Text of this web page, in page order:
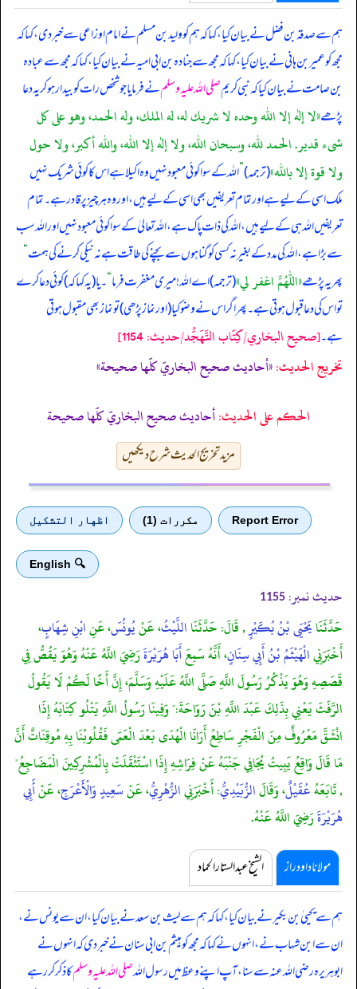
ہم سے صدقہ بن فضل نے بیان کیا، کہا کہ ہم کو ولید بن مسلم نے امام اوزاعی سے خبر دی، کہا کہ
مجھ کو عمیر بن ہانی نے بیان کیا، کہا کہ مجھ سے جنادہ بن ابی امیہ نے بیان کیا، کہا کہ مجھ سے عبادہ
بن صامت نے بیان کیا کہنبی کریمصلی اللہ علیہ وسلمنے فرمایا جو شخص رات کو بیدار ہو کر یہ دعا
پڑھے«لا إله إلا الله وحده لا شريك له،‏‏‏‏ له الملك،‏‏‏‏ وله الحمد،‏‏‏‏ وهو على كل
شىء قدير‏.‏ الحمد لله،‏‏‏‏ وسبحان الله،‏‏‏‏ ولا إله إلا الله،‏‏‏‏ والله أكبر،‏‏‏‏ ولا حول
ولا قوة إلا بالله‏»(ترجمہ)”اللہ کے سوا کوئی معبود نہیں وہ اکیلا ہے اس کا کوئی شریک نہیں
ملک اسی کے لیے ہے اور تمام تعریفیں بھی اسی کے لیے ہیں، اور وہ ہر چیز پر قادر ہے۔ تمام
تعریفیں اللہ ہی کے لیے ہیں، اللہ کی ذات پاک ہے، اللہ تعالیٰ کے سوا کوئی معبود نہیں اور اللہ سب
سے بڑا ہے، اللہ کی مدد کے بغیر نہ کسی کو گناہوں سے بچنے کی طاقت ہے نہ نیکی کرنے کی ہمت“
پھر یہ پڑھے«اللهم اغفر لي‏»(ترجمہ) اے اللہ! میری مغفرت فرما“۔ یا (یہ کہا کہ) کوئی دعا کرے
تو اس کی دعا قبول ہوتی ہے۔ پھر اگر اس نے وضو کیا (اور نماز پڑھی) تو نماز بھی مقبول ہوتی
ہے۔[صحيح البخاري/كِتَاب التَّهَجُّد/حدیث: 1154]
تخریج الحدیث:«أحاديث صحيح البخاريّ كلّها صحيحة»
الحكم على الحديث:أحاديث صحيح البخاريّ كلّها صحيحة
مزید تخریج الحدیث شرح دیکھیں
Report Error مكررات (1) اظهار التشكيل
🔍 English
حدیث نمبر: 1155
حَدَّثَنَايَحْيَى بْنُ بُكَيْرٍ, قَالَ: حَدَّثَنَااللَّيْثُ، عَنْيُونُسَ، عَنِابْنِ شِهَابٍ،
أَخْبَرَنِيالْهَيْثَمُ بْنُ أَبِي سِنَانٍ، أَنَّهُ سَمِعَأَبَا هُرَيْرَةَرَضِيَ اللَّهُ عَنْهُ وَهُوَ يَقُصُّ فِي
قَصَصِهِ وَهُوَ يَذْكُرُ رَسُولَ اللَّهِ صَلَّى اللَّهُ عَلَيْهِ وَسَلَّمَ، إِنَّ أَخًا لَكُمْ لَا يَقُولُ
الرَّفَثَ يَعْنِي بِذَلِكَ عَبْدَ اللَّهِ بْنَ رَوَاحَةَ:" وَفِينَا رَسُولُ اللَّهِ يَتْلُو كِتَابَهُ إِذَا
انْشَقَّ مَعْرُوفٌ مِنَ الْفَجْرِ سَاطِعُ أَرَانَا الْهُدَى بَعْدَ الْعَمَى فَقُلُوبُنَا بِهِ مُوقِنَاتٌ أَنَّ
مَا قَالَ وَاقِعُ يَبِيتُ يُجَافِي جَنْبَهُ عَنْ فِرَاشِهِ إِذَا اسْتَثْقَلَتْ بِالْمُشْرِكِينَ الْمَضَاجِعُ"
, تَابَعَهُعُقَيْلٌ، وَقَالَالزُّبَيْدِيُّ: أَخْبَرَنِيالزُّهْرِيُّ، عَنْسَعِيدٍوَالْأَعْرَجِ، عَنْأَبِي
هُرَيْرَةَرَضِيَ اللَّهُ عَنْهُ.
مولانا داود راز الشیخ عبدالستار الحماد
ہم سے یحییٰ بن بکیر نے بیان کیا، کہا کہ ہم سے لیث بن سعد نے بیان کیا، ان سے یونس نے،
ان سے ابن شہاب نے، انہوں نے کہا کہ مجھ کو ہیثم بن ابی سنان نے خبر دی کہ انہوں نے
ابوہریرہ رضی اللہ عنہ سے سنا، آپ اپنے وعظ میں رسول اللہصلی اللہ علیہ وسلمکا ذکر کر رہے